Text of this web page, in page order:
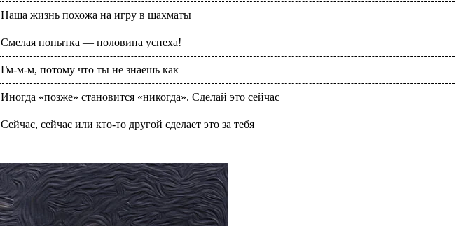
Наша жизнь похожа на игру в шахматы
Смелая попытка — половина успеха!
Гм-м-м, потому что ты не знаешь как
Иногда «позже» становится «никогда». Сделай это сейчас
Сейчас, сейчас или кто-то другой сделает это за тебя